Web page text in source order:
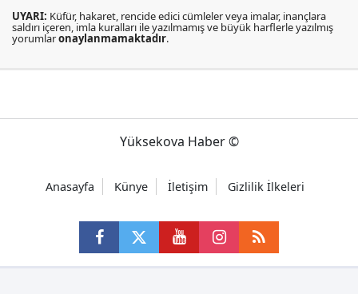
UYARI: Küfür, hakaret, rencide edici cümleler veya imalar, inançlara
saldırı içeren, imla kuralları ile yazılmamış ve büyük harflerle yazılmış
yorumlaronaylanmamaktadır.
Yüksekova Haber ©
Anasayfa Künye İletişim Gizlilik İlkeleri